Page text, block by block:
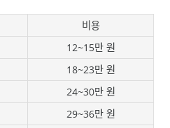
비용
12~15만 원
18~23만 원
24~30만 원
29~36만 원